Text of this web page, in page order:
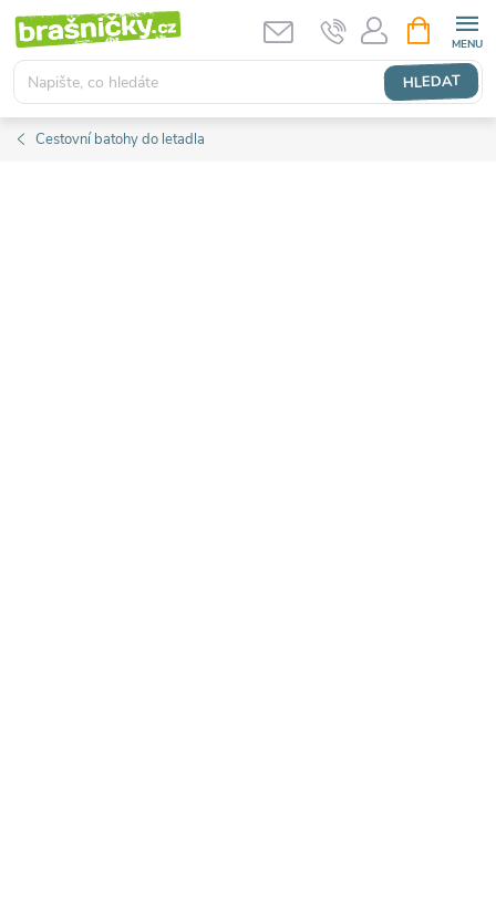
Přejít
obsah
HLEDAT
NÁKUPNÍ
KOŠÍK
Cestovní batohy do letadla